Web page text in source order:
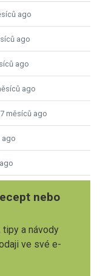
ago
ago
ago
ago
měsíců ago
ago
nebo
tipy a návody
ve své e-